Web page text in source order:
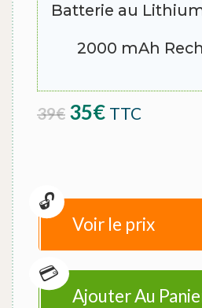
Batterie au
2000 mAh
39€ Le prix initial
35€Le prix
TTC
Voir le prix
Ajouter Au